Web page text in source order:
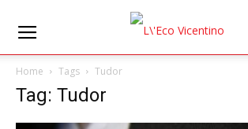
Home Tags Tudor
Tag: Tudor